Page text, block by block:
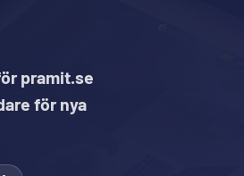
pramit.se
för nya